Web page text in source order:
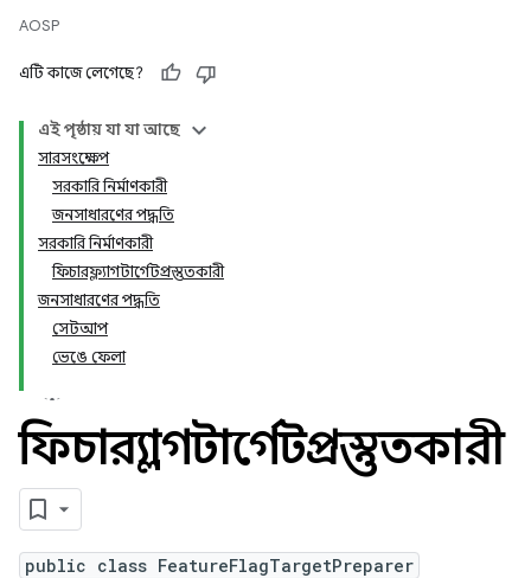
AOSP
এটি কাজে লেগেছে?
এই পৃষ্ঠায় যা যা আছে
সারসংক্ষেপ
সরকারি নির্মাণকারী
জনসাধারণের পদ্ধতি
সরকারি নির্মাণকারী
ফিচারফ্ল্যাগটার্গেটপ্রস্তুতকারী
জনসাধারণের পদ্ধতি
সেটআপ
ভেঙে ফেলা
ফিচারফ্ল্যাগটার্গেটপ্রস্তুতকারী
public class FeatureFlagTargetPreparer